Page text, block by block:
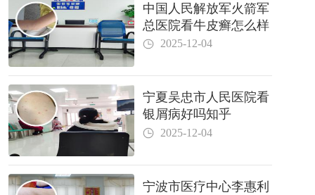
中国人民解放军火箭军
总医院看牛皮癣怎么样
2025-12-04
宁夏吴忠市人民医院看
银屑病好吗知乎
2025-12-04
宁波市医疗中心李惠利